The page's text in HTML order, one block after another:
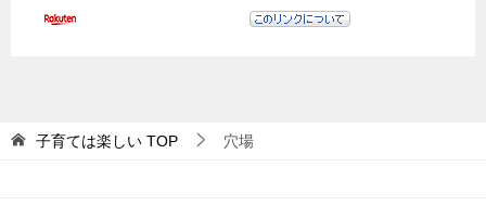
子育ては楽しい TOP 穴場